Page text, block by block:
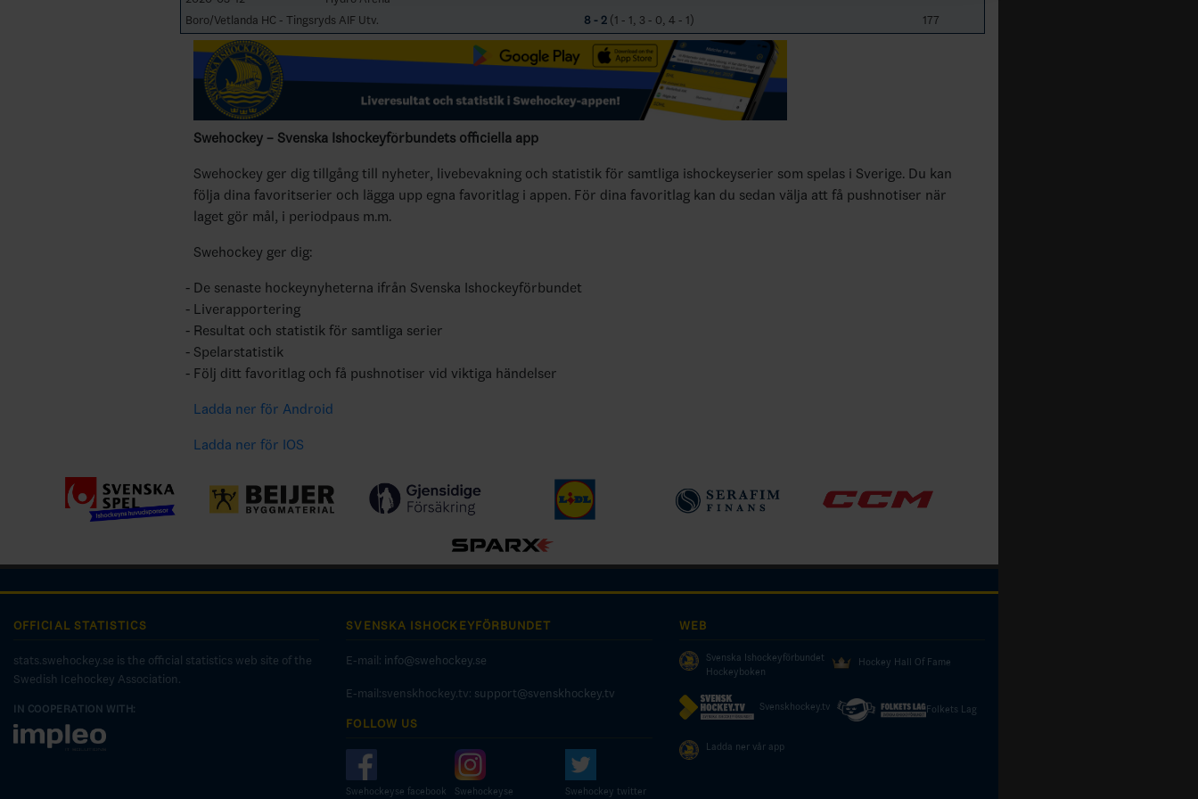
Boro/Vetlanda HC - Tingsryds AIF Utv.
8 - 2(1 - 1, 3 - 0, 4 - 1) 177
Swehockey – Svenska Ishockeyförbundets officiella app
Swehockey ger dig tillgång till nyheter, livebevakning och statistik för samtliga ishockeyserier som spelas i Sverige. Du kan
följa dina favoritserier och lägga upp egna favoritlag i appen. För dina favoritlag kan du sedan välja att få pushnotiser när
laget gör mål, i periodpaus m.m.
Swehockey ger dig:
De senaste hockeynyheterna ifrån Svenska Ishockeyförbundet
Liverapportering
Resultat och statistik för samtliga serier
Spelarstatistik
Följ ditt favoritlag och få pushnotiser vid viktiga händelser
Ladda ner för Android
Ladda ner för IOS
OFFICIAL STATISTICS
stats.swehockey.se is the official statistics web site of the
Swedish Icehockey Association.
IN COOPERATION WITH:
SVENSKA ISHOCKEYFÖRBUNDET
E-mail: info@swehockey.se
E-mail:svenskhockey.tv: support@svenskhockey.tv
FOLLOW US
Swehockeyse facebook Swehockeyse Swehockey twitter
WEB
Svenska Ishockeyförbundet
Hockeyboken
Hockey Hall Of Fame
Svenskhockey.tv Folkets Lag
Ladda ner vår app